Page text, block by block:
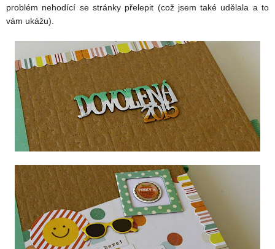
problém nehodící se stránky přelepit (což jsem také udělala a to
vám ukážu).